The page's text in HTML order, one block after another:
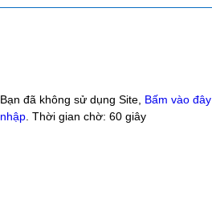
Bạn đã không sử dụng Site, Bấm vào
nhập . Thời gian chờ: 60 giây